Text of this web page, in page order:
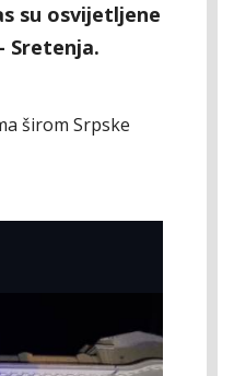
su osvijetljene
Sretenja.
širom Srpske